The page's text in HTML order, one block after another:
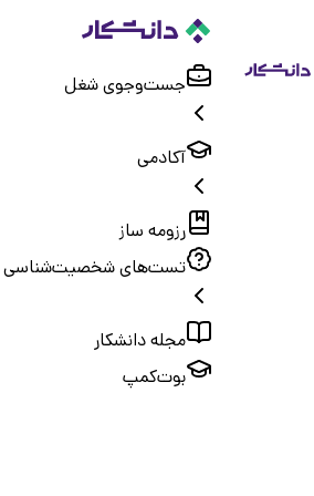
جست‌و‌جوی شغل
آکادمی
رزومه ساز
تست‌های شخصیت‌شناسی
مجله دانشکار
بوت‌کمپ